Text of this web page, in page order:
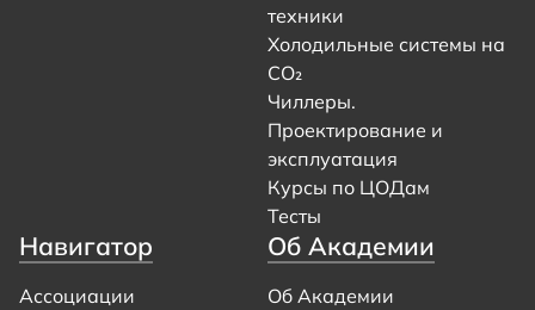
техники
Холодильные системы на
CO₂
Чиллеры.
Проектирование и
эксплуатация
Курсы по ЦОДам
Тесты
Навигатор
Ассоциации
Об Академии
Об Академии